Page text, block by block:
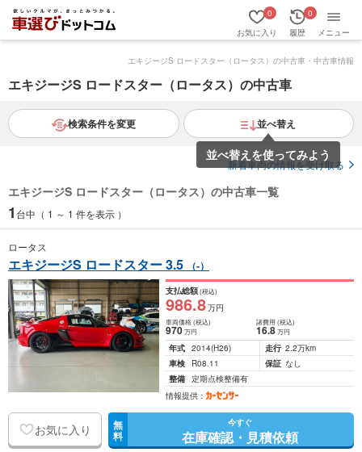
お気に入り
0
履歴
0
メニュー
エキジージS ロードスター（ロータス）の中古車・中古車情報
エキジージS ロードスター（ロータス）の中古車
検索条件を変更 並べ替え
並べ替えを使ってみよう
新着車両の情報を受け取る
エキジージS ロードスター（ロータス）の中古車一覧
1 台中（ 1 ～ 1 件を表示 ）
ロータス
エキジージS ロードスター 3.5 （-）
支払総額(税込)
986.8万円
車両価格(税込)
970万円
諸費用 (税込)
16.8 万円
年式 2014(H26) 走行 2.2万km
車検
R08.11 保証 なし
整備 定期点検整備有
情報提供：
お気に入り 無
料
今すぐ
在庫確認・見積依頼